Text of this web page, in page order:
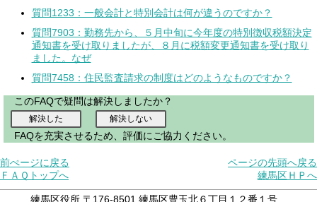
質問1233：一般会計と特別会計は何が違うのですか？
質問7903：勤務先から、５月中旬に今年度の特別徴収税額決定
通知書を受け取りましたが、８月に税額変更通知書を受け取り
ました。なぜ
質問7458：住民監査請求の制度はどのようなものですか？
このFAQで疑問は解決しましたか？
FAQを充実させるため、評価にご協力ください。
前ぺージに戻る
ページの先頭へ戻る
ＦＡＱトップへ
練馬区ＨＰへ
練馬区役所 〒176-8501 練馬区豊玉北６丁目１２番１号